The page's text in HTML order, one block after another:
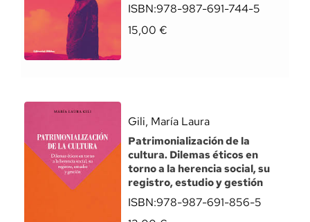
ISBN:978-987-691-744-5
15,00 €
Gili, María Laura
Patrimonialización de la
cultura. Dilemas éticos en
torno a la herencia social, su
registro, estudio y gestión
ISBN:978-987-691-856-5